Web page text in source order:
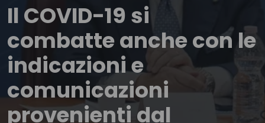
Il COVID-19 si
combatte anche con le
indicazioni e
comunicazioni
provenienti dal